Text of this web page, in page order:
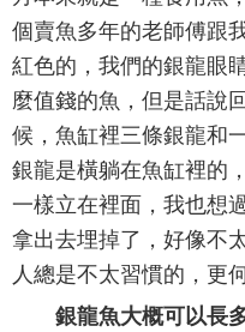
個賣魚多年的老師傅跟
紅色的，我們的銀龍眼
麼值錢的魚，但是話說
候，魚缸裡三條銀龍和
銀龍是橫躺在魚缸裡的
一樣立在裡面，我也想
拿出去埋掉了，好像不
人總是不太習慣的，更
銀龍魚大概可以長